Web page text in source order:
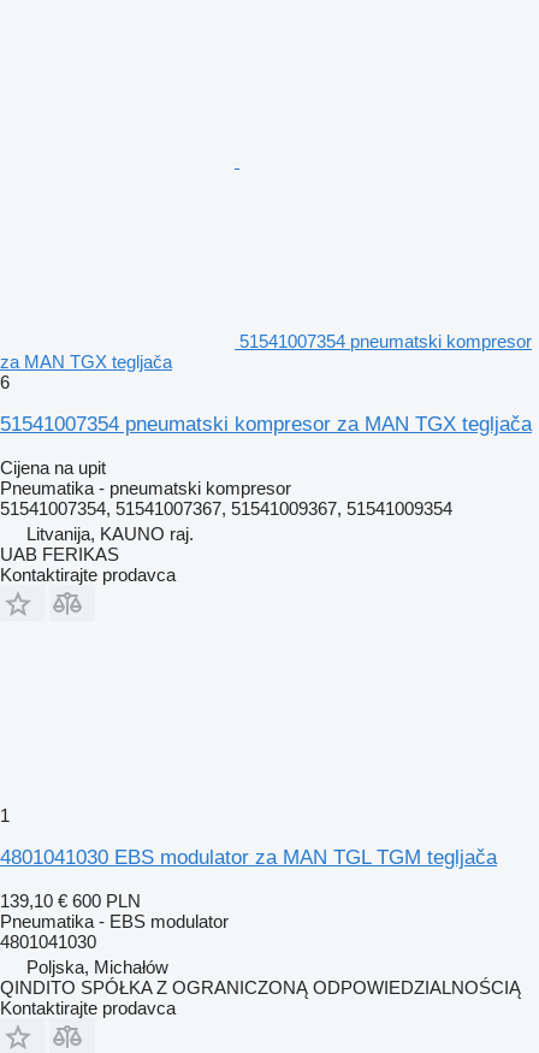
51541007354 pneumatski kompresor
za MAN TGX tegljača
6
51541007354 pneumatski kompresor za MAN TGX tegljača
Cijena na upit
Pneumatika - pneumatski kompresor
51541007354, 51541007367, 51541009367, 51541009354
Litvanija, KAUNO raj.
UAB FERIKAS
Kontaktirajte prodavca
1
4801041030 EBS modulator za MAN TGL TGM tegljača
139,10 € 600 PLN
Pneumatika - EBS modulator
4801041030
Poljska, Michałów
QINDITO SPÓŁKA Z OGRANICZONĄ ODPOWIEDZIALNOŚCIĄ
Kontaktirajte prodavca